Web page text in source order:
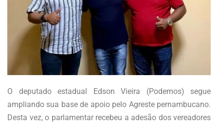
O deputado estadual Edson Vieira (Podemos) segue
ampliando sua base de apoio pelo Agreste pernambucano.
Desta vez, o parlamentar recebeu a adesão dos vereadores